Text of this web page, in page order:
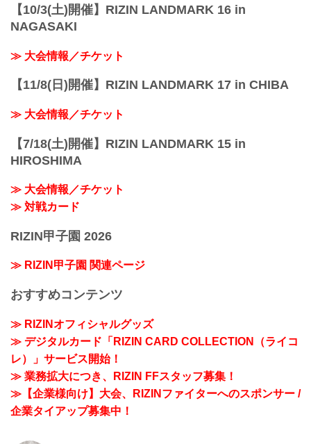
名古屋鉄道 名古屋本線「本笠寺」駅下
【10/3(土)開催】RIZIN LANDMARK 16 in
NAGASAKI
≫ 大会情報／チケット
【11/8(日)開催】RIZIN LANDMARK 17 in CHIBA
≫ 大会情報／チケット
【7/18(土)開催】RIZIN LANDMARK 15 in
HIROSHIMA
≫ 大会情報／チケット
≫ 対戦カード
RIZIN甲子園 2026
≫ RIZIN甲子園 関連ページ
おすすめコンテンツ
≫ RIZINオフィシャルグッズ
≫ デジタルカード「RIZIN CARD COLLECTION（ライコ
レ）」サービス開始！
≫ 業務拡大につき、RIZIN FFスタッフ募集！
≫【企業様向け】大会、RIZINファイターへのスポンサー /
企業タイアップ募集中！